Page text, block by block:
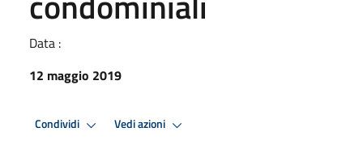
Data :
12 maggio 2019
Condividi Vedi azioni